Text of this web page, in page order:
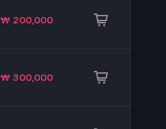
₩ 200,000
₩ 300,000